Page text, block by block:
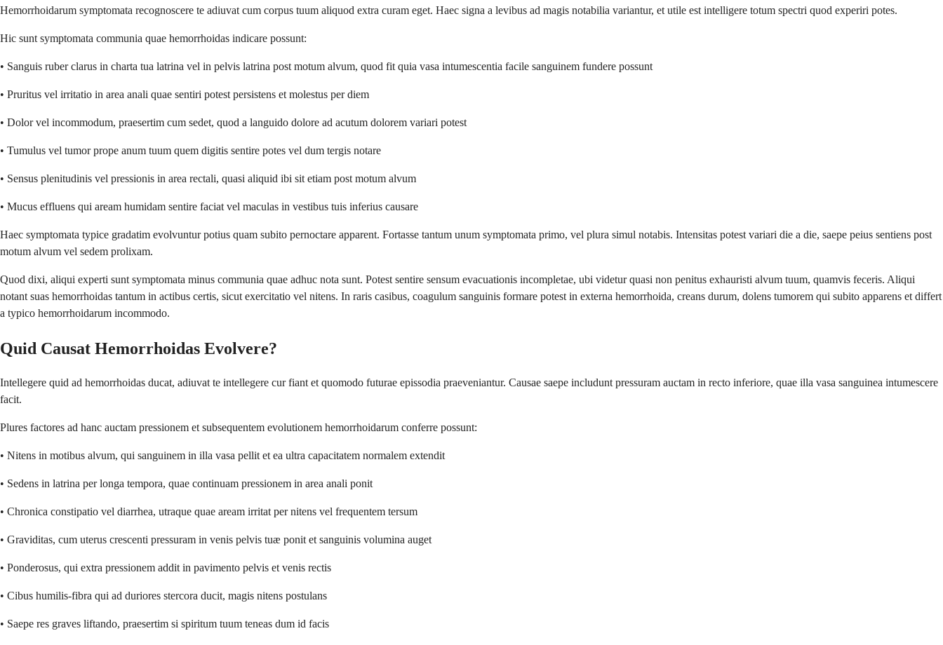
Hemorrhoidarum symptomata recognoscere te adiuvat cum corpus tuum aliquod extra curam eget. Haec signa a levibus ad magis notabilia variantur, et utile est intelligere totum spectri quod experiri potes.
Hic sunt symptomata communia quae hemorrhoidas indicare possunt:
• Sanguis ruber clarus in charta tua latrina vel in pelvis latrina post motum alvum, quod fit quia vasa intumescentia facile sanguinem fundere possunt
• Pruritus vel irritatio in area anali quae sentiri potest persistens et molestus per diem
• Dolor vel incommodum, praesertim cum sedet, quod a languido dolore ad acutum dolorem variari potest
• Tumulus vel tumor prope anum tuum quem digitis sentire potes vel dum tergis notare
• Sensus plenitudinis vel pressionis in area rectali, quasi aliquid ibi sit etiam post motum alvum
• Mucus effluens qui aream humidam sentire faciat vel maculas in vestibus tuis inferius causare
Haec symptomata typice gradatim evolvuntur potius quam subito pernoctare apparent. Fortasse tantum unum symptomata primo, vel plura simul notabis. Intensitas potest variari die a die, saepe peius sentiens post
motum alvum vel sedem prolixam.
Quod dixi, aliqui experti sunt symptomata minus communia quae adhuc nota sunt. Potest sentire sensum evacuationis incompletae, ubi videtur quasi non penitus exhauristi alvum tuum, quamvis feceris. Aliqui
notant suas hemorrhoidas tantum in actibus certis, sicut exercitatio vel nitens. In raris casibus, coagulum sanguinis formare potest in externa hemorrhoida, creans durum, dolens tumorem qui subito apparens et differt
a typico hemorrhoidarum incommodo.
Quid Causat Hemorrhoidas Evolvere?
Intellegere quid ad hemorrhoidas ducat, adiuvat te intellegere cur fiant et quomodo futurae epissodia praeveniantur. Causae saepe includunt pressuram auctam in recto inferiore, quae illa vasa sanguinea intumescere
facit.
Plures factores ad hanc auctam pressionem et subsequentem evolutionem hemorrhoidarum conferre possunt:
• Nitens in motibus alvum, qui sanguinem in illa vasa pellit et ea ultra capacitatem normalem extendit
• Sedens in latrina per longa tempora, quae continuam pressionem in area anali ponit
• Chronica constipatio vel diarrhea, utraque quae aream irritat per nitens vel frequentem tersum
• Graviditas, cum uterus crescenti pressuram in venis pelvis tuæ ponit et sanguinis volumina auget
• Ponderosus, qui extra pressionem addit in pavimento pelvis et venis rectis
• Cibus humilis-fibra qui ad duriores stercora ducit, magis nitens postulans
• Saepe res graves liftando, praesertim si spiritum tuum teneas dum id facis